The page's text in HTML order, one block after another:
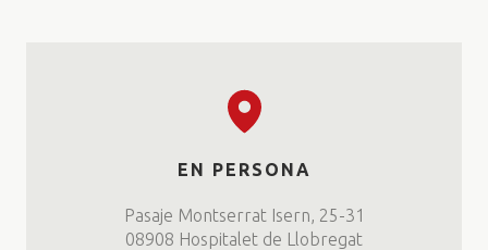
EN PERSONA
Pasaje Montserrat Isern, 25-31
08908 Hospitalet de Llobregat